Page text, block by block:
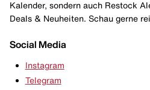
Kalender, sondern auch Restock
Deals & Neuheiten. Schau gerne
Social Media
Instagram
Telegram